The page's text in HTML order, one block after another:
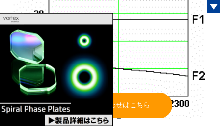
お問い合わせはこちら